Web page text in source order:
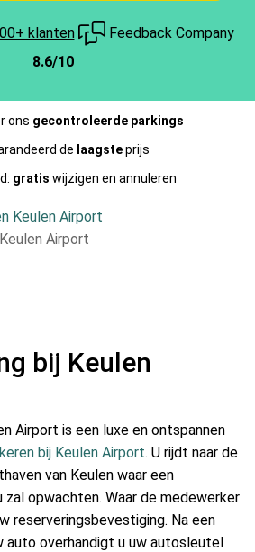
klanten
Feedback Company
8.6/10
ons gecontroleerde parkings
de laagsteprijs
gratis wijzigen en annuleren
Keulen Airport
Airport
bij Keulen
Airport is een luxe en ontspannen
bij Keulen Airport. U rijdt naar de
van Keulen waar een
zal opwachten. Waar de medewerker
reserveringsbevestiging. Na een
auto overhandigt u uw autosleutel